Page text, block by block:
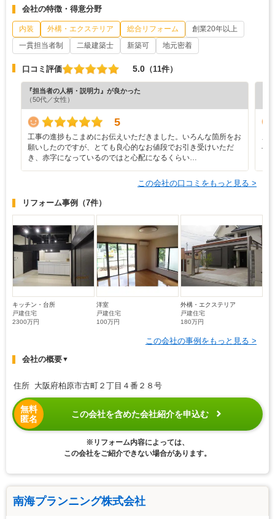
会社の特徴・得意分野
内装 外構・エクステリア 総合リフォーム
創業20年以上
一貫担当者制
二級建築士 新築可 地元密着
口コミ評価 5.0 （11件）
『担当者の人柄・説明力』が良かった
（50代／女性）
5
工事の進捗もこまめにお伝えいただきました。いろんな箇所をお
願いしたのですが、とても良心的なお値段でお引き受けいただ
き、赤字になっているのではと心配になるくらい…
早
この会社の口コミをもっと見る >
リフォーム事例 （7件）
キッチン・台所
戸建住宅
2300万円
洋室
戸建住宅
100万円
外構・エクステリア
戸建住宅
180万円
この会社の事例をもっと見る >
会社の概要▼
住所 大阪府柏原市古町２丁目４番２８号
無料
匿名
この会社を含めた会社紹介を申込む
※リフォーム内容によっては、
この会社をご紹介できない場合があります。
南海プランニング株式会社